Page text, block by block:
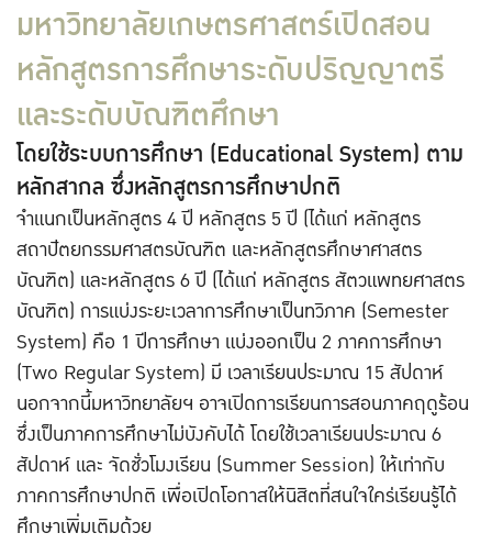
มหาวิทยาลัยเกษตรศาสตร์เปิดสอน
หลักสูตรการศึกษาระดับปริญญาตรี
และระดับบัณฑิตศึกษา
โดยใช้ระบบการศึกษา (Educational System) ตาม
หลักสากล ซึ่งหลักสูตรการศึกษาปกติ
จำแนกเป็นหลักสูตร 4 ปี หลักสูตร 5 ปี (ได้แก่ หลักสูตร
สถาปัตยกรรมศาสตรบัณฑิต และหลักสูตรศึกษาศาสตร
บัณฑิต) และหลักสูตร 6 ปี (ได้แก่ หลักสูตร สัตวแพทยศาสตร
บัณฑิต) การแบ่งระยะเวลาการศึกษาเป็นทวิภาค (Semester
System) คือ 1 ปีการศึกษา แบ่งออกเป็น 2 ภาคการศึกษา
(Two Regular System) มี เวลาเรียนประมาณ 15 สัปดาห์
นอกจากนี้มหาวิทยาลัยฯ อาจเปิดการเรียนการสอนภาคฤดูร้อน
ซึ่งเป็นภาคการศึกษาไม่บังคับได้ โดยใช้เวลาเรียนประมาณ 6
สัปดาห์ และ จัดชั่วโมงเรียน (Summer Session) ให้เท่ากับ
ภาคการศึกษาปกติ เพื่อเปิดโอกาสให้นิสิตที่สนใจใคร่เรียนรู้ได้
ศึกษาเพิ่มเติมด้วย